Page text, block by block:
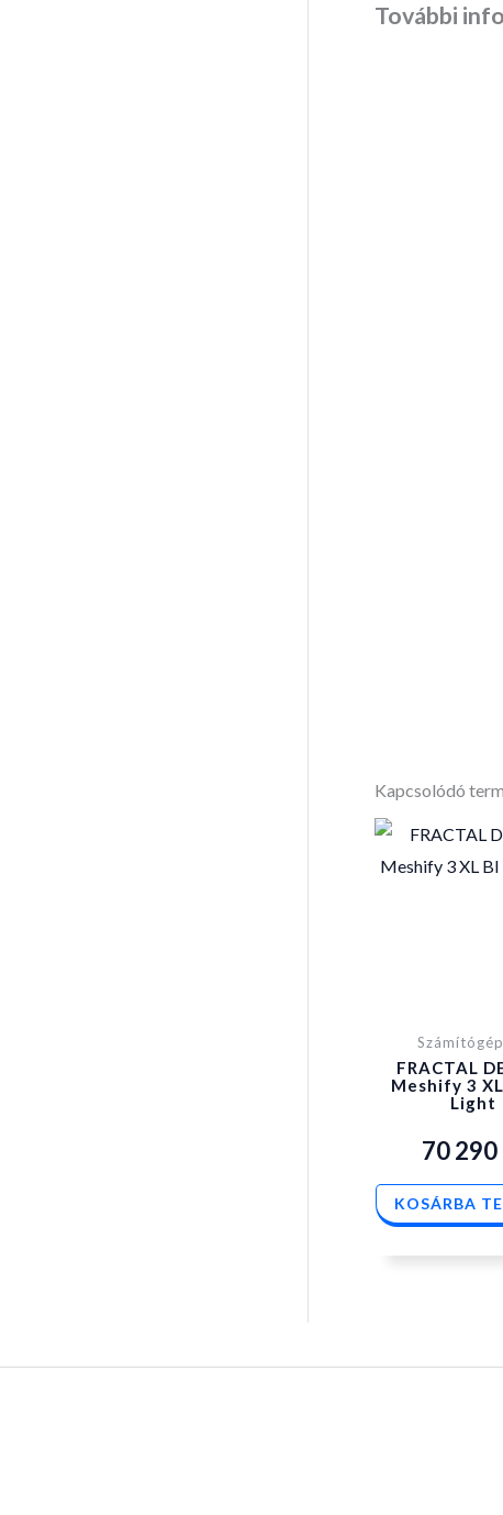
További
Kapcsolódó
FRACTAL
Meshify 3
Light
70 290
KOSÁRBA